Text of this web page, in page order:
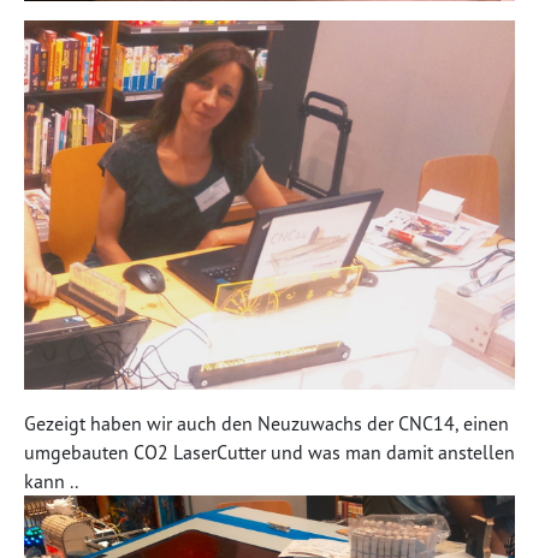
Gezeigt haben wir auch den Neuzuwachs der CNC14, einen
umgebauten CO2 LaserCutter und was man damit anstellen
kann ..